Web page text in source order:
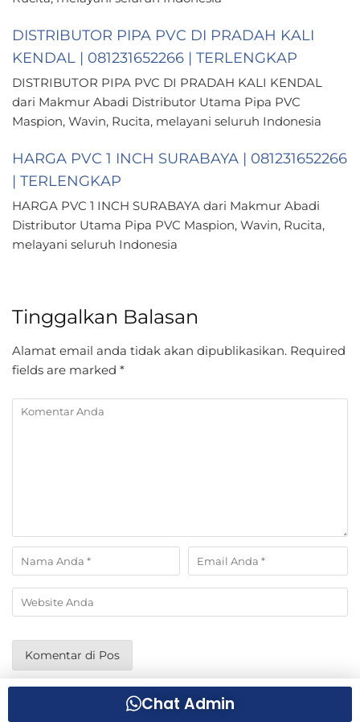
DISTRIBUTOR PIPA PVC DI PRADAH KALI
KENDAL | 081231652266 | TERLENGKAP
DISTRIBUTOR PIPA PVC DI PRADAH KALI KENDAL
dari Makmur Abadi Distributor Utama Pipa PVC
Maspion, Wavin, Rucita, melayani seluruh Indonesia
HARGA PVC 1 INCH SURABAYA | 081231652266
| TERLENGKAP
HARGA PVC 1 INCH SURABAYA dari Makmur Abadi
Distributor Utama Pipa PVC Maspion, Wavin, Rucita,
melayani seluruh Indonesia
Tinggalkan Balasan
Alamat email anda tidak akan dipublikasikan. Required
fields are marked *
Chat Admin